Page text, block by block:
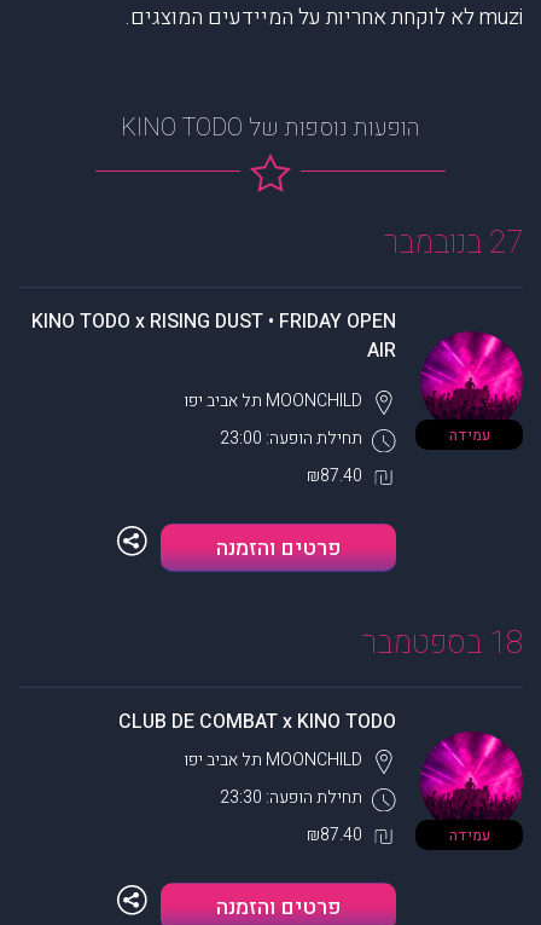
muzi לא לוקחת אחריות על המיידעים המוצגים.
הופעות נוספות של KINO TODO
27 בנובמבר
עמידה
KINO TODO x RISING DUST • FRIDAY OPEN
AIR
תחילת הופעה: 23:00
MOONCHILD תל אביב יפו
₪87.40
פרטים והזמנה
18 בספטמבר
עמידה
CLUB DE COMBAT x KINO TODO
תחילת הופעה: 23:30
MOONCHILD תל אביב יפו
₪87.40
פרטים והזמנה